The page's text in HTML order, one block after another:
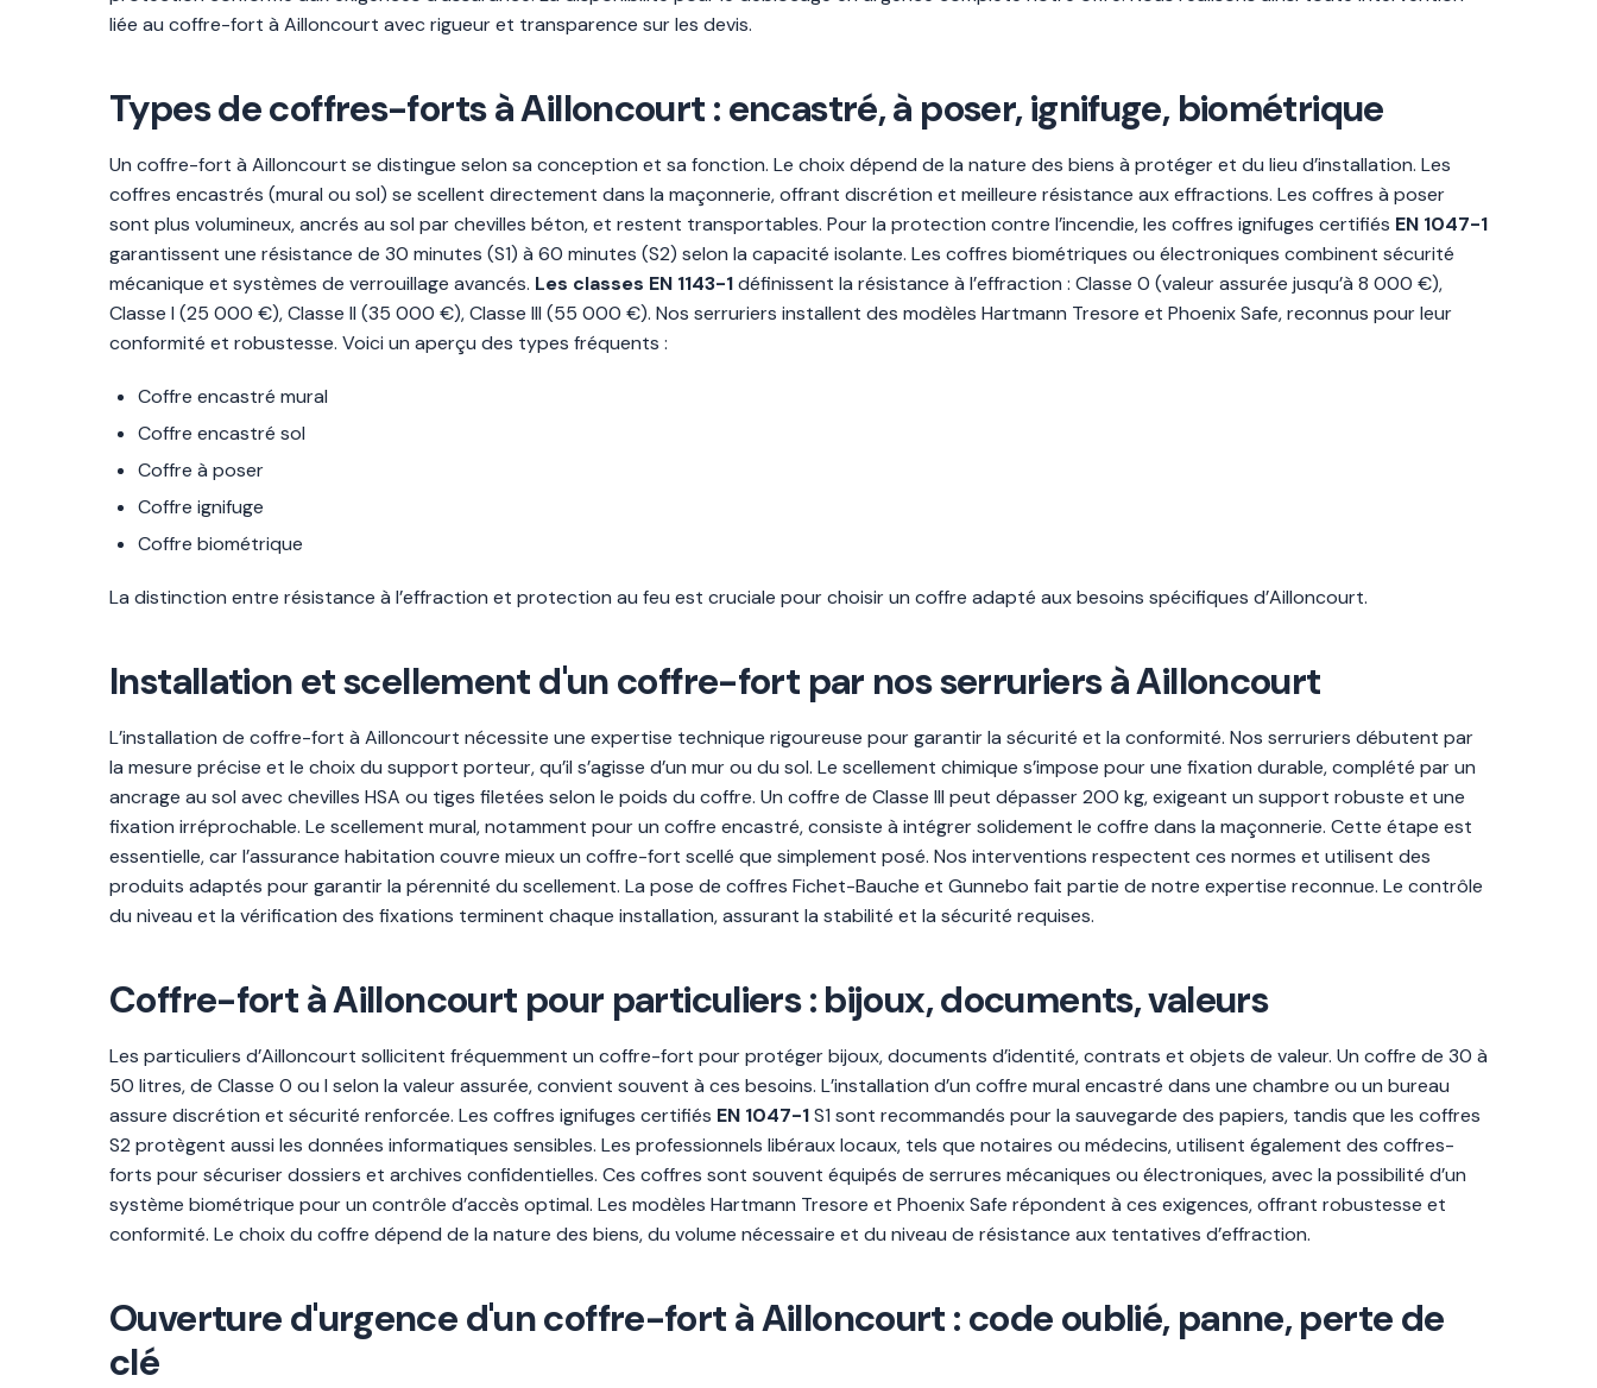
liée au coffre-fort à Ailloncourt avec rigueur et transparence sur les devis.
Types de coffres-forts à Ailloncourt : encastré, à poser, ignifuge, biométrique
Un coffre-fort à Ailloncourt se distingue selon sa conception et sa fonction. Le choix dépend de la nature des biens à protéger et du lieu d’installation. Les
coffres encastrés (mural ou sol) se scellent directement dans la maçonnerie, offrant discrétion et meilleure résistance aux effractions. Les coffres à poser
sont plus volumineux, ancrés au sol par chevilles béton, et restent transportables. Pour la protection contre l’incendie, les coffres ignifuges certifiés EN 1047-1
garantissent une résistance de 30 minutes (S1) à 60 minutes (S2) selon la capacité isolante. Les coffres biométriques ou électroniques combinent sécurité
mécanique et systèmes de verrouillage avancés. Les classes EN 1143-1définissent la résistance à l’effraction : Classe 0 (valeur assurée jusqu’à 8 000 €),
Classe I (25 000 €), Classe II (35 000 €), Classe III (55 000 €). Nos serruriers installent des modèles Hartmann Tresore et Phoenix Safe, reconnus pour leur
conformité et robustesse. Voici un aperçu des types fréquents :
Coffre encastré mural
Coffre encastré sol
Coffre à poser
Coffre ignifuge
Coffre biométrique
La distinction entre résistance à l’effraction et protection au feu est cruciale pour choisir un coffre adapté aux besoins spécifiques d’Ailloncourt.
Installation et scellement d'un coffre-fort par nos serruriers à Ailloncourt
L’installation de coffre-fort à Ailloncourt nécessite une expertise technique rigoureuse pour garantir la sécurité et la conformité. Nos serruriers débutent par
la mesure précise et le choix du support porteur, qu’il s’agisse d’un mur ou du sol. Le scellement chimique s’impose pour une fixation durable, complété par un
ancrage au sol avec chevilles HSA ou tiges filetées selon le poids du coffre. Un coffre de Classe III peut dépasser 200 kg, exigeant un support robuste et une
fixation irréprochable. Le scellement mural, notamment pour un coffre encastré, consiste à intégrer solidement le coffre dans la maçonnerie. Cette étape est
essentielle, car l’assurance habitation couvre mieux un coffre-fort scellé que simplement posé. Nos interventions respectent ces normes et utilisent des
produits adaptés pour garantir la pérennité du scellement. La pose de coffres Fichet-Bauche et Gunnebo fait partie de notre expertise reconnue. Le contrôle
du niveau et la vérification des fixations terminent chaque installation, assurant la stabilité et la sécurité requises.
Coffre-fort à Ailloncourt pour particuliers : bijoux, documents, valeurs
Les particuliers d’Ailloncourt sollicitent fréquemment un coffre-fort pour protéger bijoux, documents d’identité, contrats et objets de valeur. Un coffre de 30 à
50 litres, de Classe 0 ou I selon la valeur assurée, convient souvent à ces besoins. L’installation d’un coffre mural encastré dans une chambre ou un bureau
assure discrétion et sécurité renforcée. Les coffres ignifuges certifiés EN 1047-1S1 sont recommandés pour la sauvegarde des papiers, tandis que les coffres
S2 protègent aussi les données informatiques sensibles. Les professionnels libéraux locaux, tels que notaires ou médecins, utilisent également des coffres-
forts pour sécuriser dossiers et archives confidentielles. Ces coffres sont souvent équipés de serrures mécaniques ou électroniques, avec la possibilité d’un
système biométrique pour un contrôle d’accès optimal. Les modèles Hartmann Tresore et Phoenix Safe répondent à ces exigences, offrant robustesse et
conformité. Le choix du coffre dépend de la nature des biens, du volume nécessaire et du niveau de résistance aux tentatives d’effraction.
Ouverture d'urgence d'un coffre-fort à Ailloncourt : code oublié, panne, perte de
clé